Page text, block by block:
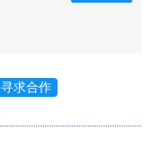
寻求合作